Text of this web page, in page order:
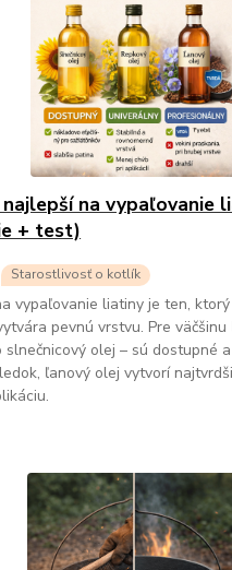
na vypaľovanie
+ test)
Starostlivosť o kotlík
vypaľovanie liatiny je ten,
pevnú vrstvu. Pre
slnečnicový olej – sú dostupné
ľanový olej vytvorí